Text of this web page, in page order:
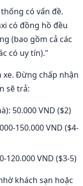
có vấn đề.
có đồng hồ đều
(bao gồm cả các
có uy tín)."
Đừng chấp nhận
sẽ trả:
50.000 VND ($2)
150.000 VND ($4-
120.000 VND ($3-5)
khách sạn hoặc